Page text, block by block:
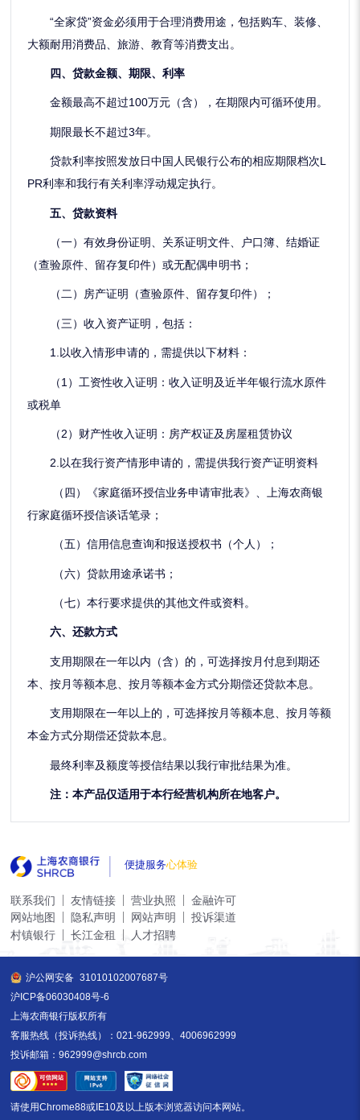
“全家贷”资金必须用于合理消费用途，包括购车、装修、
大额耐用消费品、旅游、教育等消费支出。
四、贷款金额、期限、利率
金额最高不超过100万元（含），在期限内可循环使用。
期限最长不超过3年。
贷款利率按照发放日中国人民银行公布的相应期限档次L
PR利率和我行有关利率浮动规定执行。
五、贷款资料
（一）有效身份证明、关系证明文件、户口簿、结婚证
（查验原件、留存复印件）或无配偶申明书；
（二）房产证明（查验原件、留存复印件）；
（三）收入资产证明，包括：
1.以收入情形申请的，需提供以下材料：
（1）工资性收入证明：收入证明及近半年银行流水原件
或税单
（2）财产性收入证明：房产权证及房屋租赁协议
2.以在我行资产情形申请的，需提供我行资产证明资料
（四）《家庭循环授信业务申请审批表》、上海农商银
行家庭循环授信谈话笔录；
（五）信用信息查询和报送授权书（个人）；
（六）贷款用途承诺书；
（七）本行要求提供的其他文件或资料。
六、还款方式
支用期限在一年以内（含）的，可选择按月付息到期还
本、按月等额本息、按月等额本金方式分期偿还贷款本息。
支用期限在一年以上的，可选择按月等额本息、按月等额
本金方式分期偿还贷款本息。
最终利率及额度等授信结果以我行审批结果为准。
注：本产品仅适用于本行经营机构所在地客户。
便捷服务心体验
联系我们 友情链接 营业执照
金融许可
网站地图
隐私声明 网站声明
投诉渠道
村镇银行
长江金租 人才招聘
沪公网安备 31010102007687号
沪ICP备06030408号-6
上海农商银行版权所有
客服热线（投诉热线）：021-962999、4006962999
投诉邮箱：962999@shrcb.com
请使用Chrome88或IE10及以上版本浏览器访问本网站。